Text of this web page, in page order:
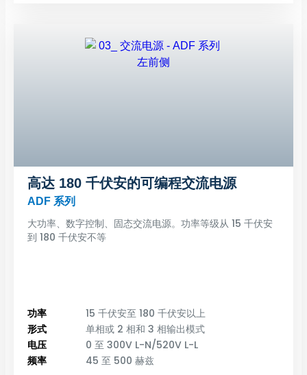
高达 180 千伏安的可编程交流电源
ADF 系列
大功率、数字控制、固态交流电源。功率等级从 15 千伏安
到 180 千伏安不等
功率
15 千伏安至 180 千伏安以上
形式
单相或 2 相和 3 相输出模式
电压
0 至 300V L-N/520V L-L
频率
45 至 500 赫兹